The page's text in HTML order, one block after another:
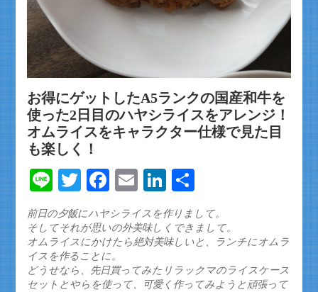
お得にゲットしたA5ランクの国産和牛を
使った2日目のハヤシライスをアレンジ！
オムライスをキャラクター仕様で見た目
も楽しく！
LineTwitterFacebook
EmailLinkedIn
有
前日の夕飯にハヤシライスを作りまして。
そしてそれが思いの外美味しくできまして。
オムライスにかけたら絶対美味しいと、ランチにオムラ
イスを作ることに。
どうせなら、先日買ってみたリラックマのライスケース
セットとやらを使って、可愛く作ってみようと頑張って